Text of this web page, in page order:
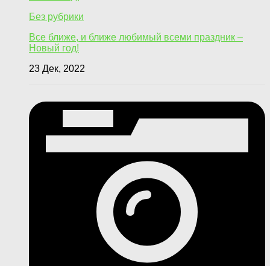
Без рубрики
Все ближе, и ближе любимый всеми праздник –
Новый год!
23 Дек, 2022